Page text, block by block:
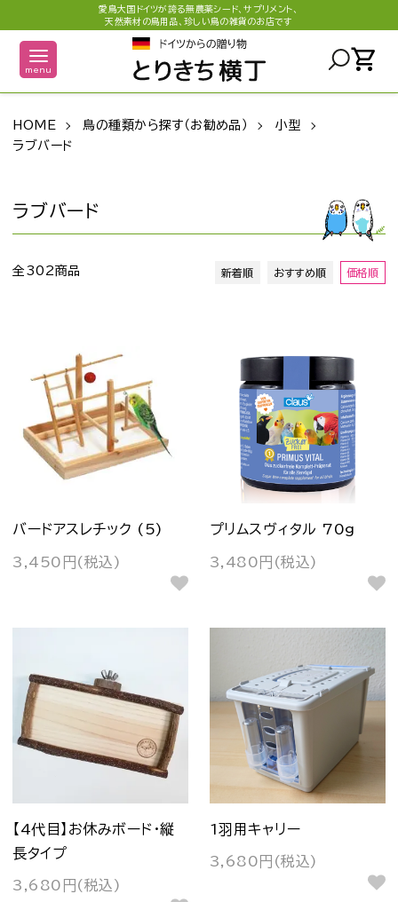
愛鳥大国ドイツが誇る無農薬シード、サプリメント、
天然素材の鳥用品、珍しい鳥の雑貨のお店です
menu shopping_cart
HOME 鳥の種類から探す（お勧め品）
小型
ラブバード
ラブバード
全302商品 新着順 おすすめ順 価格順
バードアスレチック (5)
3,450円(税込)
プリムスヴィタル 70g
3,480円(税込)
【4代目】お休みボード・縦
長タイプ
3,680円(税込)
1羽用キャリー
3,680円(税込)